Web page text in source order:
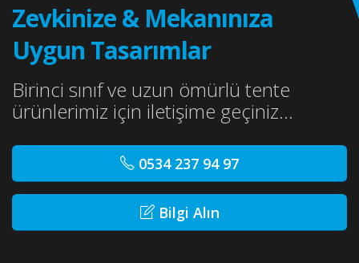
Zevkinize & Mekanınıza
Uygun Tasarımlar
Birinci sınıf ve uzun ömürlü tente
ürünlerimiz için iletişime geçiniz...
0534 237 94 97
Bilgi Alın